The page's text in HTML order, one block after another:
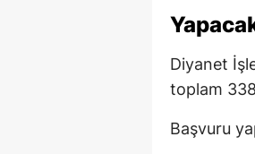
Diyanet
toplam
Başvuru